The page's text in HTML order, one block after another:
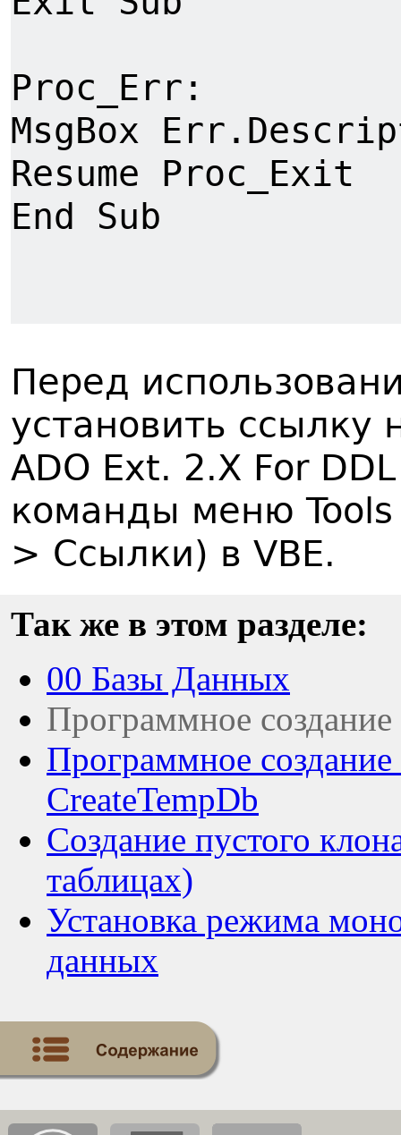
Proc_Err:
MsgBox
Resume Proc_Exit
End Sub
Перед
установить ссылку
ADO Ext. 2.X For
команды меню
> Ссылки) в VBE.
Так же в этом разделе:
00 Базы Данных
Программное
Программное
CreateTempDb
Создание пустого
таблицах)
Установка режима
данных